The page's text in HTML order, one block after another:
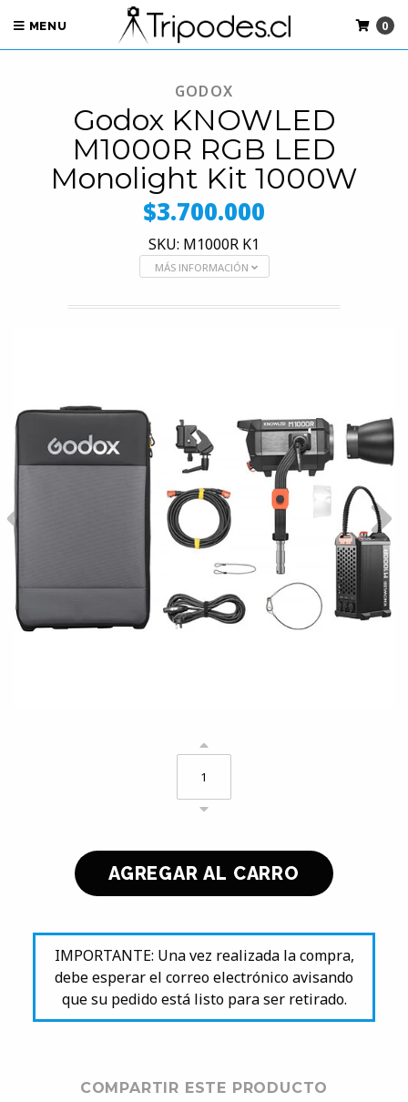
MENU 0
GODOX
Godox KNOWLED
M1000R RGB LED
Monolight Kit 1000W
$3.700.000
SKU: M1000R K1
MÁS INFORMACIÓN
IMPORTANTE: Una vez realizada la compra,
debe esperar el correo electrónico avisando
que su pedido está listo para ser retirado.
COMPARTIR ESTE PRODUCTO